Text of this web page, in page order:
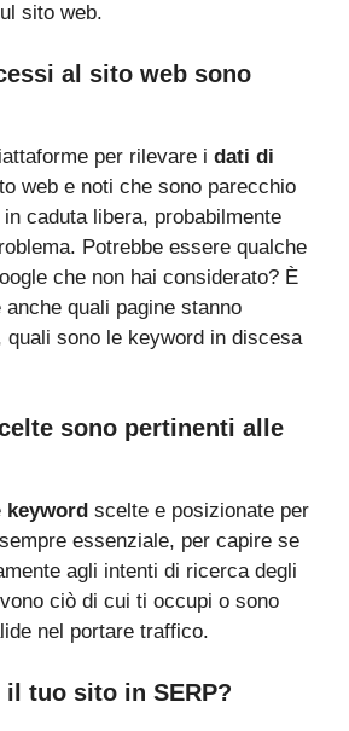
sito web.
al sito web sono
per rilevare i dati di
web e noti che sono parecchio
caduta libera, probabilmente
Potrebbe essere qualche
che non hai considerato? È
quali pagine stanno
quali sono le keyword in discesa
sono pertinenti alle
keyword scelte e posizionate per
essenziale, per capire se
agli intenti di ricerca degli
ciò di cui ti occupi o sono
nel portare traffico.
il tuo sito in SERP?